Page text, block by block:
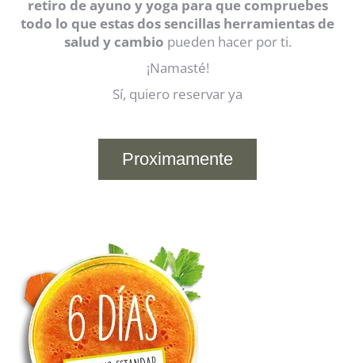
retiro de ayuno y yoga para que compruebes
todo lo que estas dos sencillas herramientas de
salud y cambio pueden hacer por ti.
¡Namasté!
Sí, quiero reservar ya
Proximamente